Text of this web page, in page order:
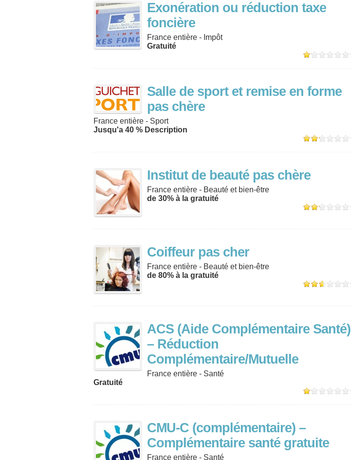
Exonération ou réduction taxe
foncière
France entière - Impôt
Gratuité
Salle de sport et remise en forme
pas chère
France entière - Sport
Jusqu'a 40 % Description
Institut de beauté pas chère
France entière - Beauté et bien-être
de 30% à la gratuité
Coiffeur pas cher
France entière - Beauté et bien-être
de 80% à la gratuité
ACS (Aide Complémentaire Santé)
– Réduction
Complémentaire/Mutuelle
France entière - Santé
Gratuité
CMU-C (complémentaire) –
Complémentaire santé gratuite
France entière - Santé